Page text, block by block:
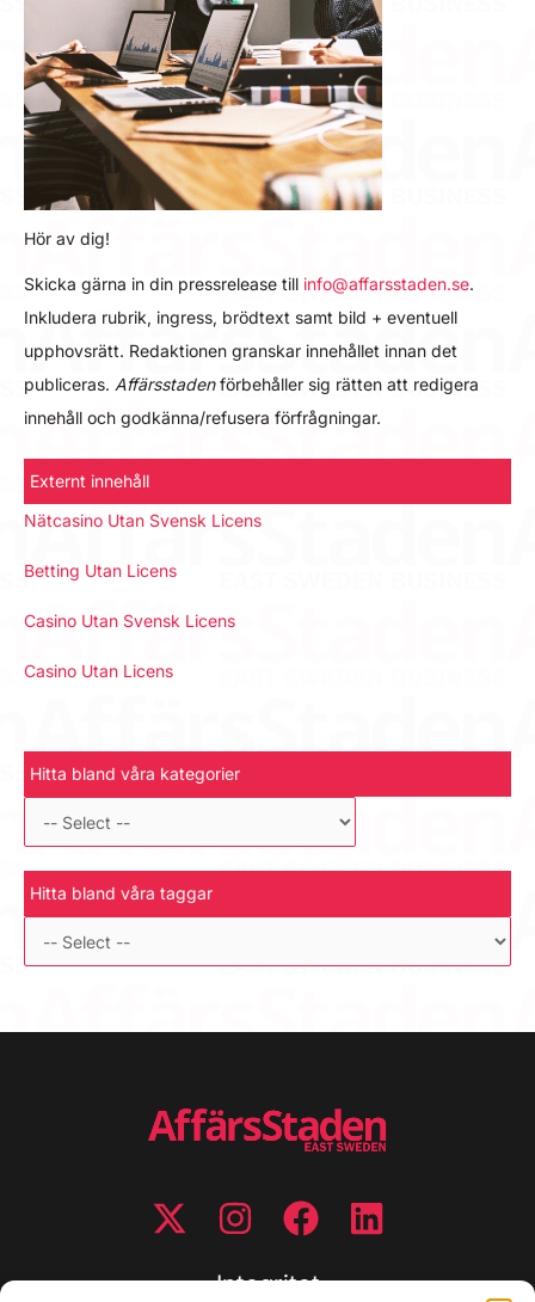
Hör av dig!
Skicka gärna in din pressrelease till info@affarsstaden.se.
Inkludera rubrik, ingress, brödtext samt bild + eventuell
upphovsrätt. Redaktionen granskar innehållet innan det
publiceras. Affärsstadenförbehåller sig rätten att redigera
innehåll och godkänna/refusera förfrågningar.
Externt innehåll
Nätcasino Utan Svensk Licens
Betting Utan Licens
Casino Utan Svensk Licens
Casino Utan Licens
Hitta bland våra kategorier
Hitta bland våra taggar
Integritet